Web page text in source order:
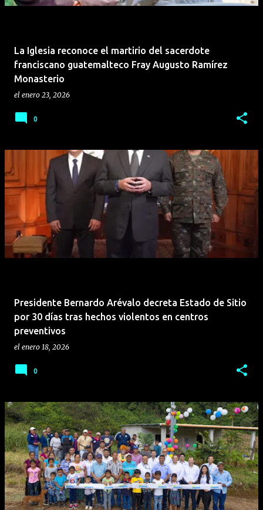
La Iglesia reconoce el martirio del sacerdote
franciscano guatemalteco Fray Augusto Ramírez
Monasterio
el enero 23, 2026
0
Presidente Bernardo Arévalo decreta Estado de Sitio
por 30 días tras hechos violentos en centros
preventivos
el enero 18, 2026
0